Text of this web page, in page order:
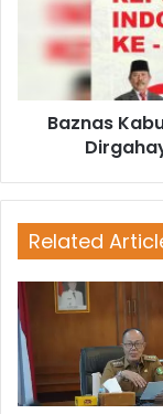
Baznas
Related